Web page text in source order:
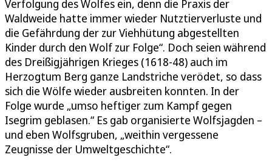
Verfolgung des Wolfes ein, denn die Praxis der
Waldweide hatte immer wieder Nutztierverluste und
die Gefährdung der zur Viehhütung abgestellten
Kinder durch den Wolf zur Folge“. Doch seien während
des Dreißigjährigen Krieges (1618-48) auch im
Herzogtum Berg ganze Landstriche verödet, so dass
sich die Wölfe wieder ausbreiten konnten. In der
Folge wurde „umso heftiger zum Kampf gegen
Isegrim geblasen.“ Es gab organisierte Wolfsjagden –
und eben Wolfsgruben, „weithin vergessene
Zeugnisse der Umweltgeschichte“.